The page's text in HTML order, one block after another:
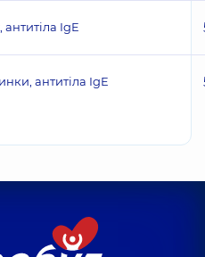
IgE
антитіла IgE